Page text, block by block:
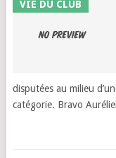
VIE DU CLUB
disputées au milieu
catégorie. Bravo